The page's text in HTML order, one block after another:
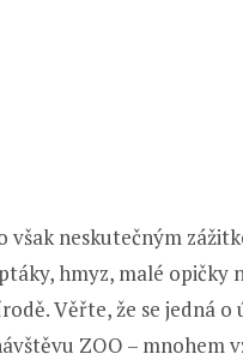
však neskutečným
hmyz, malé opičky
Věřte, že se jedná o
ZOO – mnohem